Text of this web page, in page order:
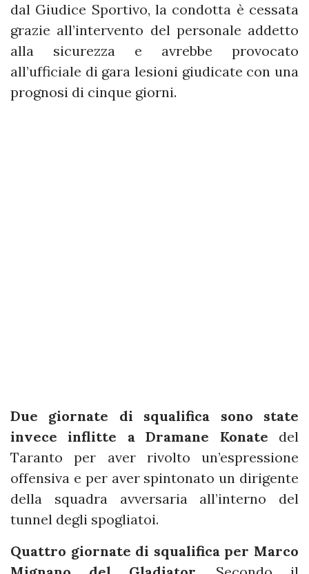
dal Giudice Sportivo, la condotta è cessata
grazie all’intervento del personale addetto
alla sicurezza e avrebbe provocato
all’ufficiale di gara lesioni giudicate con una
prognosi di cinque giorni.
Due giornate di squalifica sono state
invece inflitte a Dramane Konate del
Taranto per aver rivolto un’espressione
offensiva e per aver spintonato un dirigente
della squadra avversaria all’interno del
tunnel degli spogliatoi.
Quattro giornate di squalifica per Marco